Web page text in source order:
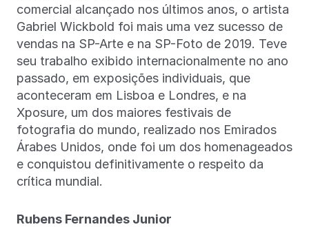
comercial alcançado nos últimos anos, o artista
Gabriel Wickbold foi mais uma vez sucesso de
vendas na SP-Arte e na SP-Foto de 2019. Teve
seu trabalho exibido internacionalmente no ano
passado, em exposições individuais, que
aconteceram em Lisboa e Londres, e na
Xposure, um dos maiores festivais de
fotografia do mundo, realizado nos Emirados
Árabes Unidos, onde foi um dos homenageados
e conquistou definitivamente o respeito da
crítica mundial.
Rubens Fernandes Junior